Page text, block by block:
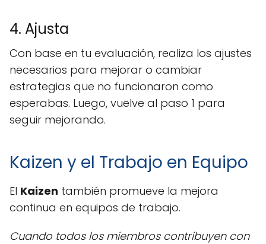
4. Ajusta
Con base en tu evaluación, realiza los ajustes
necesarios para mejorar o cambiar
estrategias que no funcionaron como
esperabas. Luego, vuelve al paso 1 para
seguir mejorando.
Kaizen y el Trabajo en Equipo
El Kaizen también promueve la mejora
continua en equipos de trabajo.
Cuando todos los miembros contribuyen con